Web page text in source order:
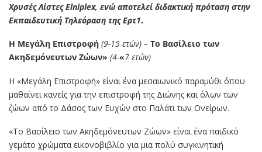
Χρυσές Λίστες Elniplex, ενώ αποτελεί διδακτική πρόταση στην
Εκπαιδευτική Τηλεόραση της Ερτ1.
Η Μεγάλη Επιστροφή (9-15 ετών) – Το Βασίλειο των
Ακηδεμόνευτων Ζώων» (4-«7 ετών)
Η «Μεγάλη Επιστροφή» είναι ένα μεσαιωνικό παραμύθι όπου
μαθαίνει κανείς για την επιστροφή της Διώνης και όλων των
ζώων από το Δάσος των Ευχών στο Παλάτι των Ονείρων.
«Το Βασίλειο των Ακηδεμόνευτων Ζώων» είναι ένα παιδικό
γεμάτο χρώματα εικονοβιβλίο για μια πολύ συγκινητική